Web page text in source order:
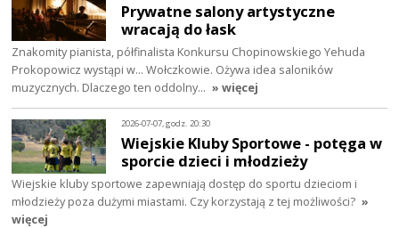
Prywatne salony artystyczne
wracają do łask
Znakomity pianista, półfinalista Konkursu Chopinowskiego Yehuda
Prokopowicz wystąpi w… Wołczkowie. Ożywa idea saloników
muzycznych. Dlaczego ten oddolny… » więcej
2026-07-07, godz. 20:30
Wiejskie Kluby Sportowe - potęga w
sporcie dzieci i młodzieży
Wiejskie kluby sportowe zapewniają dostęp do sportu dzieciom i
młodzieży poza dużymi miastami. Czy korzystają z tej możliwości? »
więcej